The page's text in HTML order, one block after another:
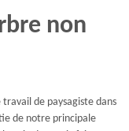
non
de paysagiste dans
de notre principale